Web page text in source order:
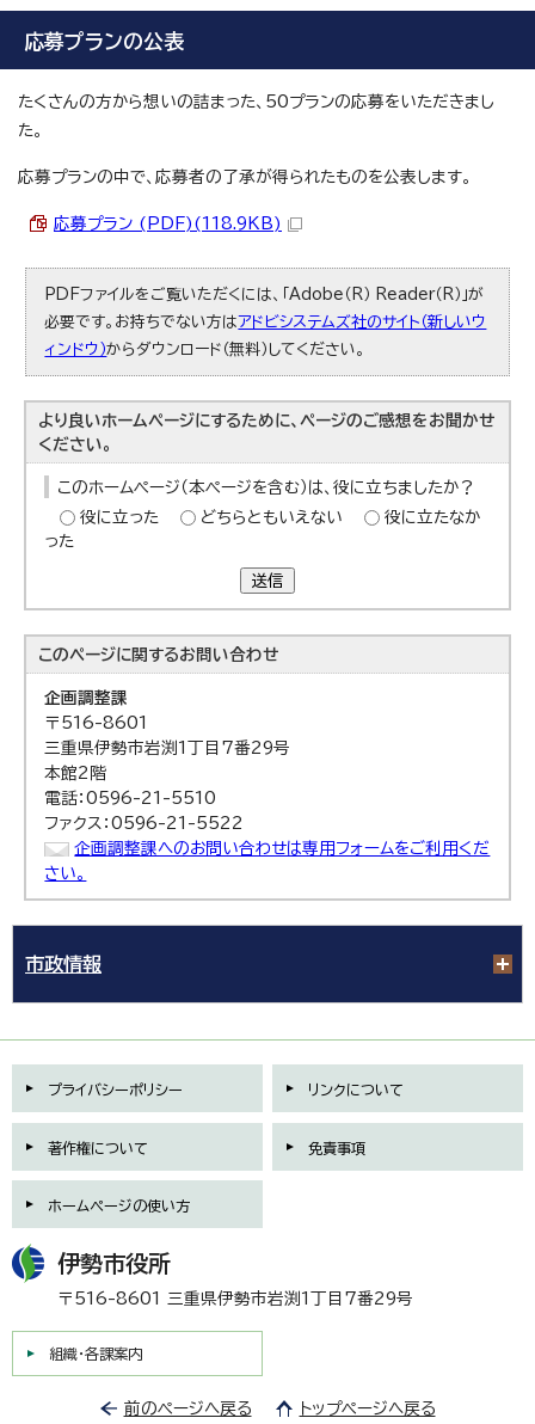
応募プランの公表
たくさんの方から想いの詰まった、50プランの応募をいただきまし
た。
応募プランの中で、応募者の了承が得られたものを公表します。
応募プラン (PDF)(118.9KB)
PDFファイルをご覧いただくには、「Adobe（R） Reader（R）」が
必要です。お持ちでない方はアドビシステムズ社のサイト（新しいウ
ィンドウ）からダウンロード（無料）してください。
より良いホームページにするために、ページのご感想をお聞かせ
ください。
このホームページ（本ページを含む）は、役に立ちましたか？
役に立った
どちらともいえない
役に立たなか
った
送信
このページに関するお問い合わせ
企画調整課
〒516-8601
三重県伊勢市岩渕1丁目7番29号
本館2階
電話：0596-21-5510
ファクス：0596-21-5522
企画調整課へのお問い合わせは専用フォームをご利用くだ
さい。
市政情報
プライバシーポリシー リンクについて
著作権について 免責事項
ホームページの使い方
伊勢市役所
〒516-8601 三重県伊勢市岩渕1丁目7番29号
組織・各課案内
前のページへ戻る トップページへ戻る